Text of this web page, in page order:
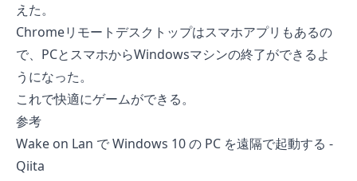
えた。
Chromeリモートデスクトップはスマホアプリもあるの
で、PCとスマホからWindowsマシンの終了ができるよ
うになった。
これで快適にゲームができる。
参考
Wake on Lan で Windows 10 の PC を遠隔で起動する -
Qiita